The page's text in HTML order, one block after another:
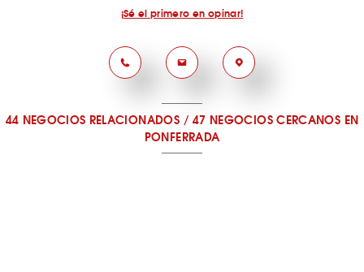
¡Sé el primero en opinar!
44 NEGOCIOS RELACIONADOS/47 NEGOCIOS CERCANOS EN
PONFERRADA